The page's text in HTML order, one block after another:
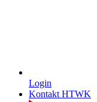
Login
Kontakt HTWK